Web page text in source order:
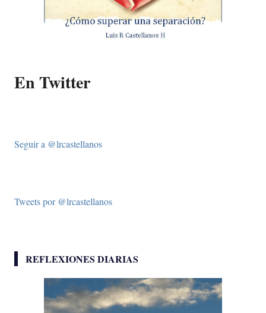
En Twitter
Seguir a @lrcastellanos
Tweets por @lrcastellanos
REFLEXIONES DIARIAS